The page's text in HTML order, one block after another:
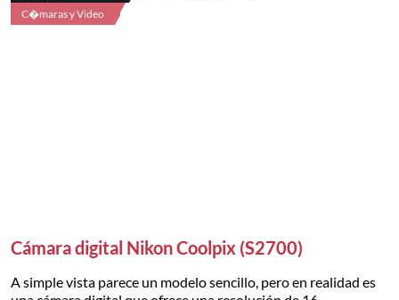
C�maras y Video
Cámara digital Nikon Coolpix (S2700)
A simple vista parece un modelo sencillo, pero en realidad es